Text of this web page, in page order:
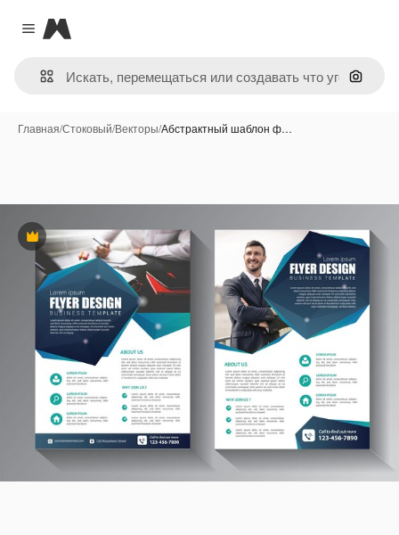
Close menu
Magnific
Поиск
Главная/Стоковый/Векторы/Абстрактный шаблон ф…
Премиум